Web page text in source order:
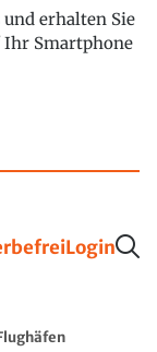
erhalten Sie
Ihr Smartphone
Login